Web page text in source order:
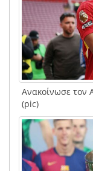
Ανακοίνωσε τον
(pic)